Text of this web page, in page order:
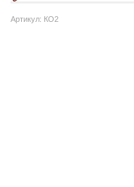
Артикул: КО2